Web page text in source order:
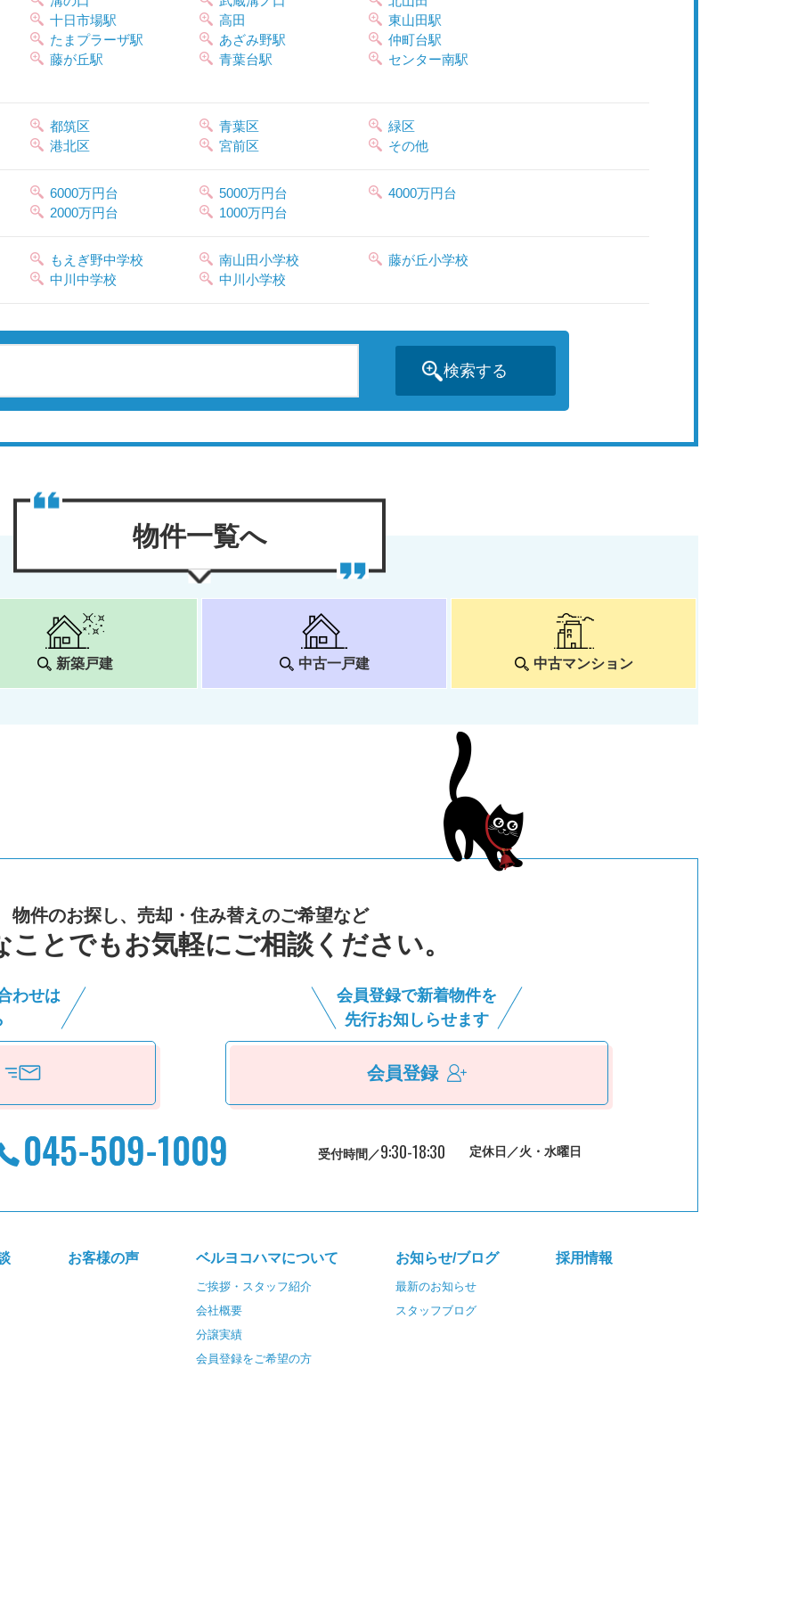
十日市場駅
高田
東山田駅
たまプラーザ駅
あざみ野駅
仲町台駅
藤が丘駅
青葉台駅 センター南駅
都筑区 青葉区
緑区
港北区
宮前区 その他
6000万円台 5000万円台
4000万円台
2000万円台
1000万円台
もえぎ野中学校 南山田小学校
藤が丘小学校
中川中学校
中川小学校
物件⼀覧へ
新築戸建 中古一戸建 中古マンション
物件のお探し、売却・住み替えのご希望など
ことでもお気軽にご相談ください。
わせは
会員登録で新着物件を
先⾏お知しらせます
会員登録
受付時間／9:30-18:30 定休日／火・水曜日
お客様の声 ベルヨコハマについて
ご挨拶・スタッフ紹介
会社概要
分譲実績
会員登録をご希望の方
お知らせ/ブログ
最新のお知らせ
スタッフブログ
採⽤情報